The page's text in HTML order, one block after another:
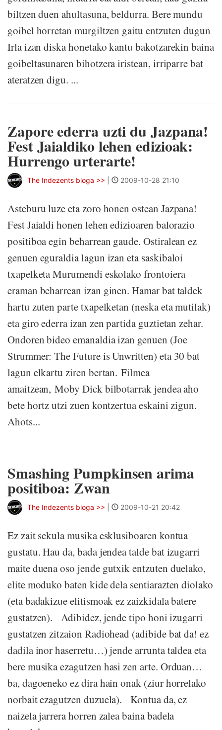
biltzen duen ahultasuna, beldurra. Bere mundu
goibel horretan murgiltzen gaitu entzuten dugun
Irla izan diska honetako kantu bakotzarekin baina
goibeltasunaren bihotzera iristean, irriparre bat
ateratzen digu. ...
Zapore ederra uzti du Jazpana!
Fest Jaialdiko lehen edizioak:
Hurrengo urterarte!
The Indezents bloga >> 2009-10-28 21:10
Asteburu luze eta zoro honen ostean Jazpana!
Fest Jaialdi honen lehen edizioaren balorazio
positiboa egin beharrean gaude. Ostiralean ez
genuen eguraldia lagun izan eta saskibaloi
txapelketa Murumendi eskolako frontoiera
eraman beharrean izan ginen. Hamar bat taldek
hartu zuten parte txapelketan (neska eta mutilak)
eta giro ederra izan zen partida guztietan zehar.
Ondoren bideo emanaldia izan genuen (Joe
Strummer: The Future is Unwritten) eta 30 bat
lagun elkartu ziren bertan. Filmea
amaitzean, Moby Dick bilbotarrak jendea aho
bete hortz utzi zuen kontzertua eskaini zigun.
Ahots...
Smashing Pumpkinsen arima
positiboa: Zwan
The Indezents bloga >> 2009-10-21 20:42
Ez zait sekula musika esklusiboaren kontua
gustatu. Hau da, bada jendea talde bat izugarri
maite duena oso jende gutxik entzuten duelako,
elite moduko baten kide dela sentiarazten diolako
(eta badakizue elitismoak ez zaizkidala batere
gustatzen). Adibidez, jende tipo honi izugarri
gustatzen zitzaion Radiohead (adibide bat da! ez
dadila inor haserretu…) jende arrunta taldea eta
bere musika ezagutzen hasi zen arte. Orduan…
ba, dagoeneko ez dira hain onak (ziur horrelako
norbait ezagutzen duzuela). Kontua da, ez
naizela jarrera horren zalea baina badela